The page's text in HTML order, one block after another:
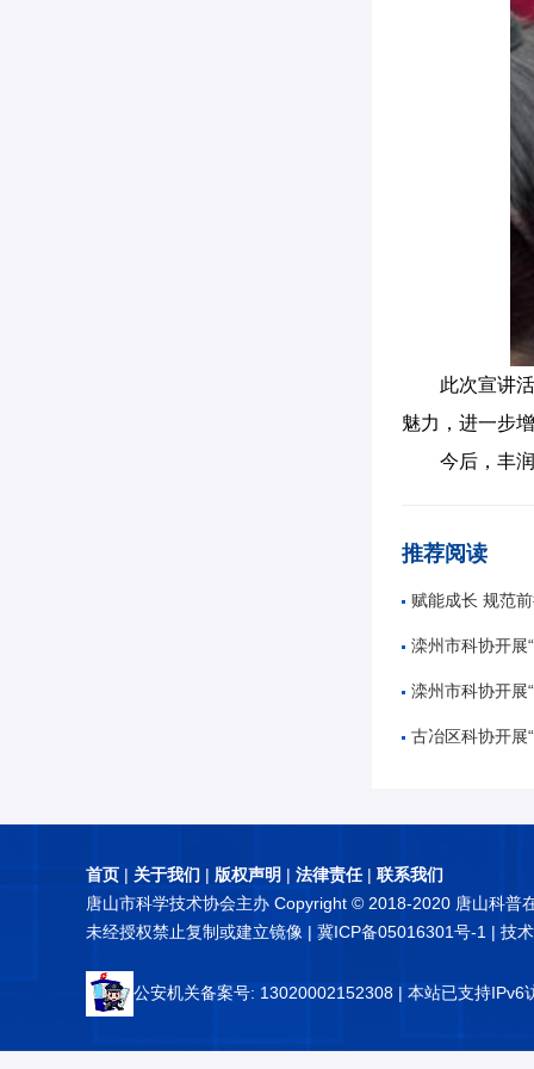
此次宣讲
魅力，进一步
今后，丰
推荐阅读
赋能成长 规范前行——唐山市
滦州市科协开展“奋进十五
滦州市科协开展“5
古冶区科协开展“知航天
首页 | 关于我们 | 版权声明 | 法律责任| 联系我们
唐山市科学技术协会主办 Copyright © 2018-2020 唐山科普
未经授权禁止复制或建立镜像 | 冀ICP备05016301号-1 | 技
公安机关备案号: 13020002152308 | 本站已支持IPv6